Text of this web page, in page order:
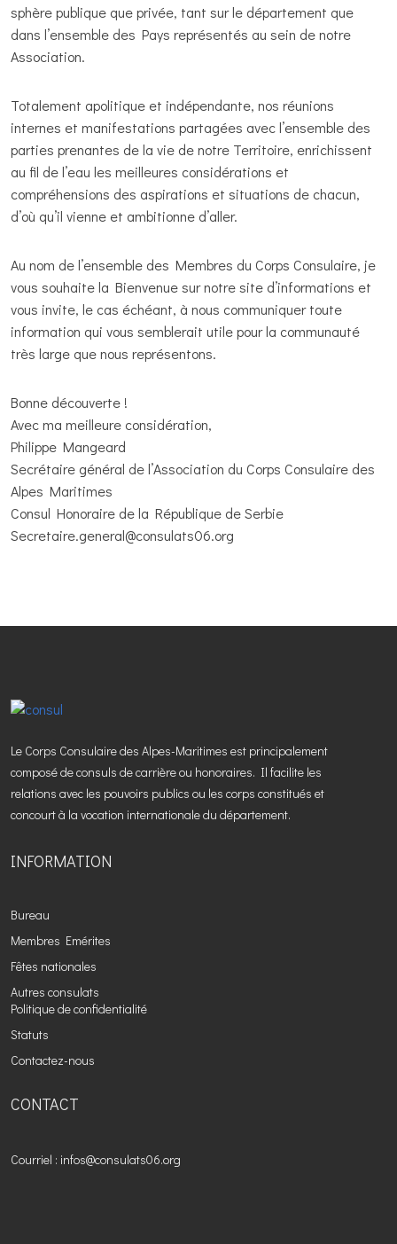
sphère publique que privée, tant sur le département que
dans l’ensemble des Pays représentés au sein de notre
Association.
Totalement apolitique et indépendante, nos réunions
internes et manifestations partagées avec l’ensemble des
parties prenantes de la vie de notre Territoire, enrichissent
au fil de l’eau les meilleures considérations et
compréhensions des aspirations et situations de chacun,
d’où qu’il vienne et ambitionne d’aller.
Au nom de l’ensemble des Membres du Corps Consulaire, je
vous souhaite la Bienvenue sur notre site d’informations et
vous invite, le cas échéant, à nous communiquer toute
information qui vous semblerait utile pour la communauté
très large que nous représentons.
Bonne découverte !
Avec ma meilleure considération,
Philippe Mangeard
Secrétaire général de l’Association du Corps Consulaire des
Alpes Maritimes
Consul Honoraire de la République de Serbie
Secretaire.general@consulats06.org
Le Corps Consulaire des Alpes-Maritimes est principalement
composé de consuls de carrière ou honoraires. Il facilite les
relations avec les pouvoirs publics ou les corps constitués et
concourt à la vocation internationale du département.
INFORMATION
Bureau
Membres Emérites
Fêtes nationales
Autres consulats
Politique de confidentialité
Statuts
Contactez-nous
CONTACT
Courriel : infos@consulats06.org